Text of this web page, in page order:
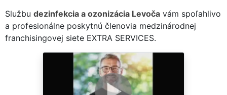
Službu dezinfekcia a ozonizácia Levoča vám spoľahlivo
a profesionálne poskytnú členovia medzinárodnej
franchisingovej siete EXTRA SERVICES.